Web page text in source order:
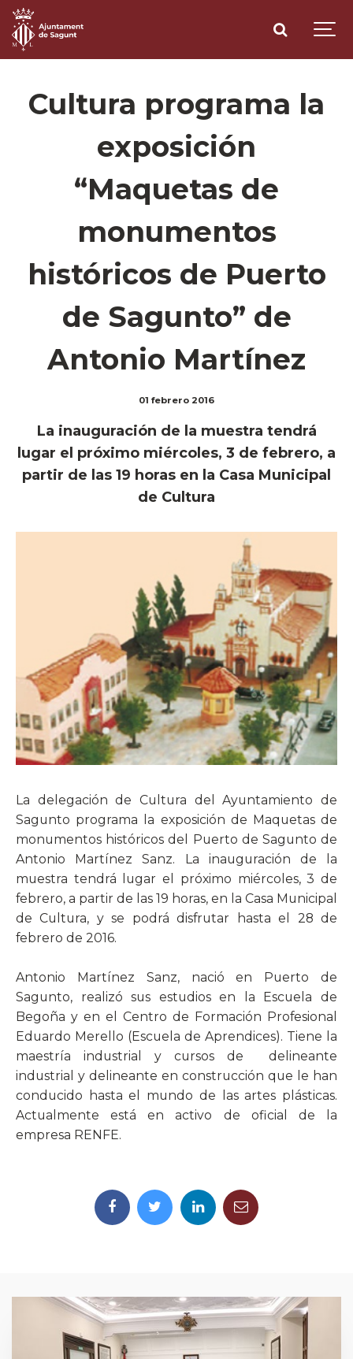
Cultura programa la
exposición
“Maquetas de
monumentos
históricos de Puerto
de Sagunto” de
Antonio Martínez
01 febrero 2016
La inauguración de la muestra tendrá
lugar el próximo miércoles, 3 de febrero, a
partir de las 19 horas en la Casa Municipal
de Cultura
La delegación de Cultura del Ayuntamiento de
Sagunto programa la exposición de Maquetas de
monumentos históricos del Puerto de Sagunto de
Antonio Martínez Sanz. La inauguración de la
muestra tendrá lugar el próximo miércoles, 3 de
febrero, a partir de las 19 horas, en la Casa Municipal
de Cultura, y se podrá disfrutar hasta el 28 de
febrero de 2016.
Antonio Martínez Sanz, nació en Puerto de
Sagunto, realizó sus estudios en la Escuela de
Begoña y en el Centro de Formación Profesional
Eduardo Merello (Escuela de Aprendices). Tiene la
maestría industrial y cursos de delineante
industrial y delineante en construcción que le han
conducido hasta el mundo de las artes plásticas.
Actualmente está en activo de oficial de la
empresa RENFE.